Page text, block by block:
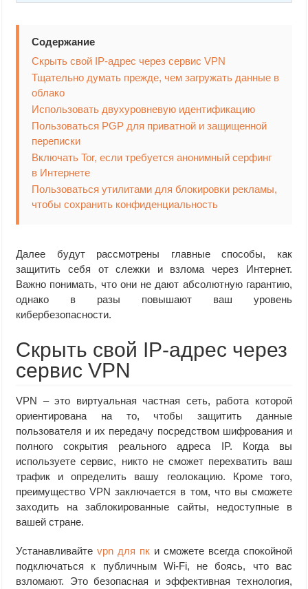
Содержание
Скрыть свой IP-адрес через сервис VPN
Тщательно думать прежде, чем загружать данные в
облако
Использовать двухуровневую идентификацию
Пользоваться PGP для приватной и защищенной
переписки
Включать Tor, если требуется анонимный серфинг
в Интернете
Пользоваться утилитами для блокировки рекламы,
чтобы сохранить конфиденциальность
Далее будут рассмотрены главные способы, как
защитить себя от слежки и взлома через Интернет.
Важно понимать, что они не дают абсолютную гарантию,
однако в разы повышают ваш уровень
кибербезопасности.
Скрыть свой IP-адрес через
сервис VPN
VPN – это виртуальная частная сеть, работа которой
ориентирована на то, чтобы защитить данные
пользователя и их передачу посредством шифрования и
полного сокрытия реального адреса IP. Когда вы
используете сервис, никто не сможет перехватить ваш
трафик и определить вашу геолокацию. Кроме того,
преимущество VPN заключается в том, что вы сможете
заходить на заблокированные сайты, недоступные в
вашей стране.
Устанавливайтеvpn для пк и сможете всегда спокойной
подключаться к публичным Wi-Fi, не боясь, что вас
взломают. Это безопасная и эффективная технология,